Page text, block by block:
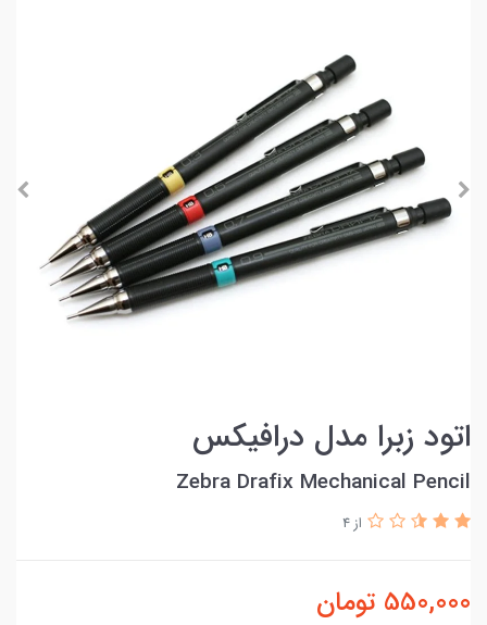
اتود زبرا مدل درافیکس
Zebra Drafix Mechanical Pencil
از 4
550,000 تومان